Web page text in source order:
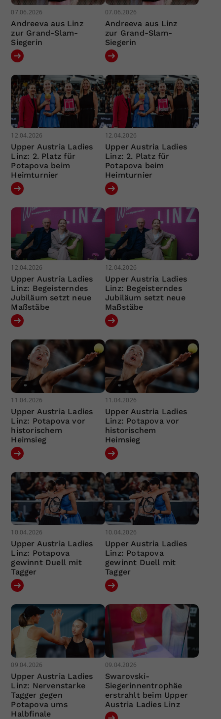
07.06.2026
Andreeva aus Linz
zur Grand-Slam-
Siegerin
07.06.2026
Andreeva aus Linz
zur Grand-Slam-
Siegerin
12.04.2026
Upper Austria Ladies
Linz: 2. Platz für
Potapova beim
Heimturnier
12.04.2026
Upper Austria Ladies
Linz: 2. Platz für
Potapova beim
Heimturnier
12.04.2026
Upper Austria Ladies
Linz: Begeisterndes
Jubiläum setzt neue
Maßstäbe
12.04.2026
Upper Austria Ladies
Linz: Begeisterndes
Jubiläum setzt neue
Maßstäbe
11.04.2026
Upper Austria Ladies
Linz: Potapova vor
historischem
Heimsieg
11.04.2026
Upper Austria Ladies
Linz: Potapova vor
historischem
Heimsieg
10.04.2026
Upper Austria Ladies
Linz: Potapova
gewinnt Duell mit
Tagger
10.04.2026
Upper Austria Ladies
Linz: Potapova
gewinnt Duell mit
Tagger
09.04.2026
Upper Austria Ladies
Linz: Nervenstarke
Tagger gegen
Potapova ums
Halbfinale
09.04.2026
Swarovski-
Siegerinnentrophäe
erstrahlt beim Upper
Austria Ladies Linz